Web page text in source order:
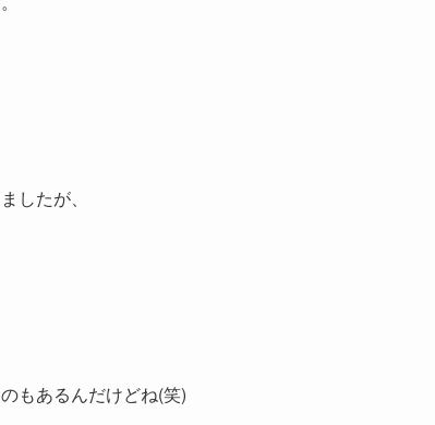
したが、
もあるんだけどね(笑)